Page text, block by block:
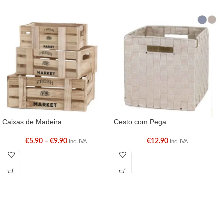
Caixas de Madeira
€5.90 – €9.90 Inc. IVA
Cesto com Pega
€12.90 Inc. IVA